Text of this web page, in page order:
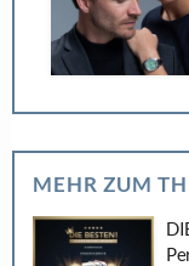
MEHR ZUM